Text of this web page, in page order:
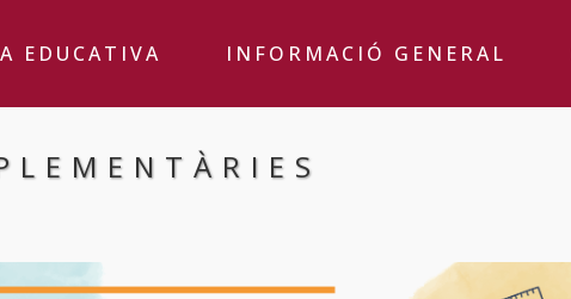
EDUCATIVA INFORMACIÓ GENERAL